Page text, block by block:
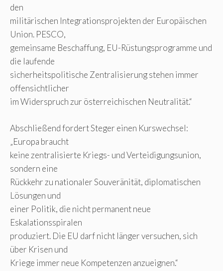
den
militärischen Integrationsprojekten der Europäischen
Union. PESCO,
gemeinsame Beschaffung, EU-Rüstungsprogramme und
die laufende
sicherheitspolitische Zentralisierung stehen immer
offensichtlicher
im Widerspruch zur österreichischen Neutralität.“
Abschließend fordert Steger einen Kurswechsel:
„Europa braucht
keine zentralisierte Kriegs- und Verteidigungsunion,
sondern eine
Rückkehr zu nationaler Souveränität, diplomatischen
Lösungen und
einer Politik, die nicht permanent neue
Eskalationsspiralen
produziert. Die EU darf nicht länger versuchen, sich
über Krisen und
Kriege immer neue Kompetenzen anzueignen.“